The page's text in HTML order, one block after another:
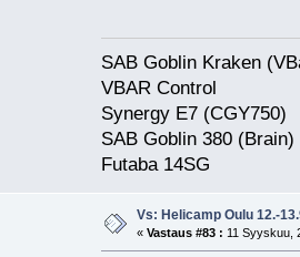
SAB Goblin Kraken
VBAR Control
Synergy E7 (CGY750)
SAB Goblin 380 (Brain)
Futaba
Vs: Helicamp Oulu 12.-
« Vastaus #83 : 11 Syyskuu,